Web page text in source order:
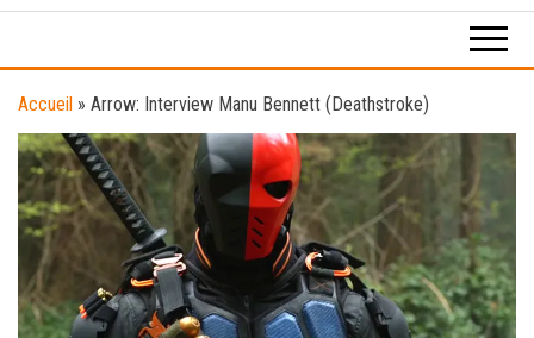
Accueil » Arrow: Interview Manu Bennett (Deathstroke)